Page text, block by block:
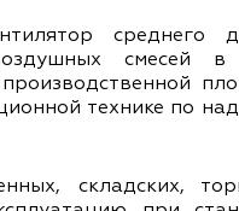
среднего
смесей в
технике по
складских,